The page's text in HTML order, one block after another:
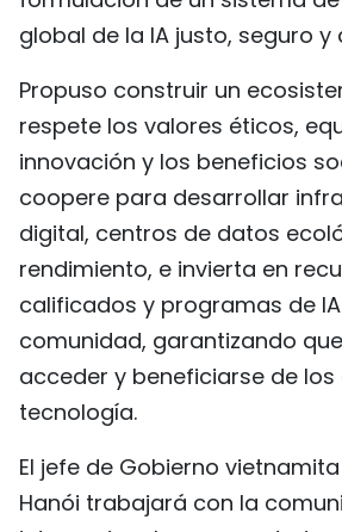
global de la IA justo, seguro y
Propuso construir un
respete los valores éticos,
innovación y los beneficios
coopere para desarrollar
digital, centros de datos
rendimiento, e invierta en
calificados y programas de
comunidad, garantizando
acceder y beneficiarse de
tecnología.
El jefe de Gobierno
Hanói trabajará con la